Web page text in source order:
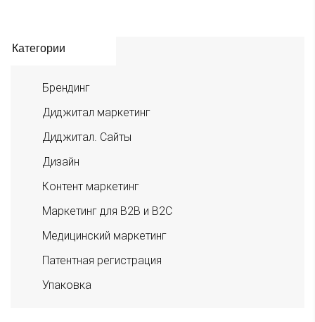
Категории
Брендинг
Диджитал маркетинг
Диджитал. Сайты
Дизайн
Контент маркетинг
Маркетинг для B2B и B2C
Медицинский маркетинг
Патентная регистрация
Упаковка